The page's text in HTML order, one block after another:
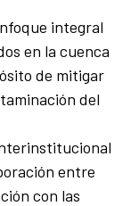
integral
en la cuenca
de mitigar
del
entre
con las